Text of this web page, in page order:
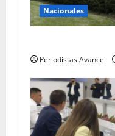
Nacionales
Periodistas Avance